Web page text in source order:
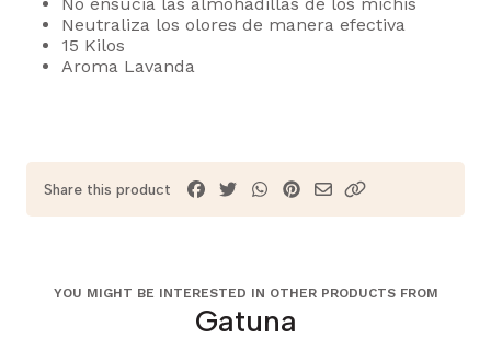
Neutraliza los olores de manera efectiva
15 Kilos
Aroma Lavanda
Share this product
YOU MIGHT BE INTERESTED IN OTHER PRODUCTS FROM
Gatuna